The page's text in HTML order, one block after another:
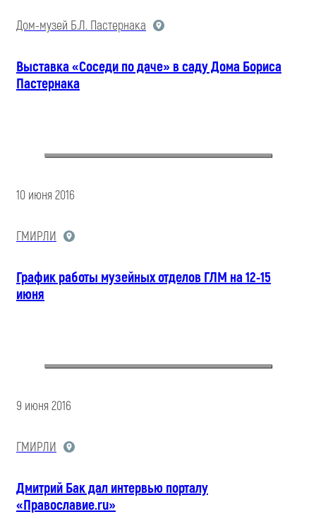
Дом-музей Б.Л. Пастернака
Выставка «Соседи по даче» в саду Дома Бориса
Пастернака
10 июня 2016
ГМИРЛИ
График работы музейных отделов ГЛМ на 12-15
июня
9 июня 2016
ГМИРЛИ
Дмитрий Бак дал интервью порталу
«Православие.ru»